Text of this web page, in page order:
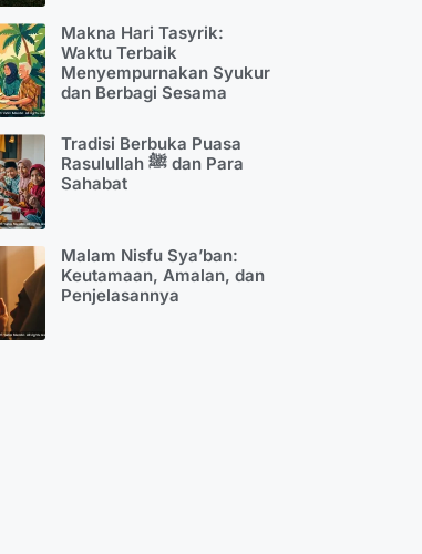
Makna Hari Tasyrik:
Waktu Terbaik
Menyempurnakan Syukur
dan Berbagi Sesama
Tradisi Berbuka Puasa
Rasulullah ﷺ dan Para
Sahabat
Malam Nisfu Sya’ban:
Keutamaan, Amalan, dan
Penjelasannya